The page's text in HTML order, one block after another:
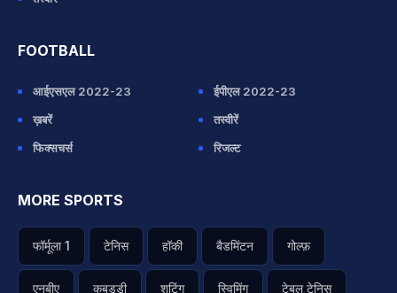
FOOTBALL
आईएसएल 2022-23
ईपीएल 2022-23
ख़बरें
तस्वीरें
फिक्सचर्स
रिजल्ट
MORE SPORTS
फॉर्मूला 1 टेनिस हॉकी बैडमिंटन गोल्फ़
एनबीए कबड्डी शूटिंग स्विमिंग टेबल टेनिस